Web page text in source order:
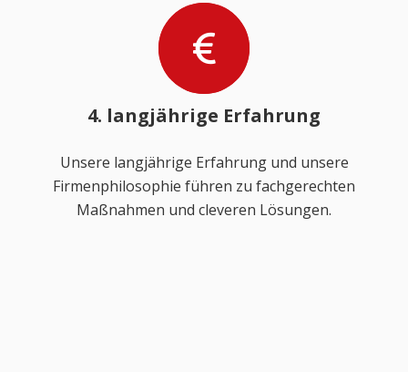
4. langjährige Erfahrung
Unsere langjährige Erfahrung und unsere
Firmenphilosophie führen zu fachgerechten
Maßnahmen und cleveren Lösungen.